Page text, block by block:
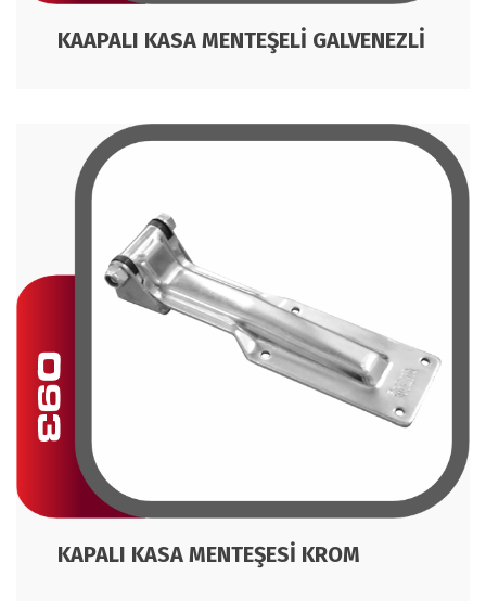
KAAPALI KASA MENTEŞELİ GALVENEZLİ
KAPALI KASA MENTEŞESİ KROM